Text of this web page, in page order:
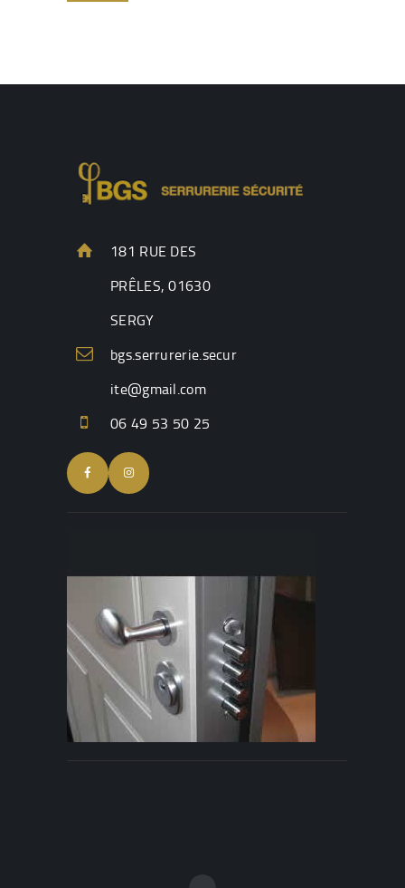
181 RUE DES
PRÊLES, 01630
SERGY
bgs.serrurerie.secur
ite@gmail.com
06 49 53 50 25